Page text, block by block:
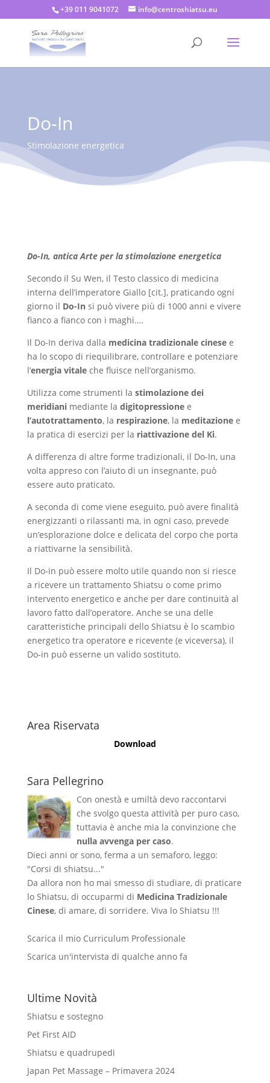
+39 011 9041072 info@centroshiatsu.eu
Do-In
Stimolazione energetica
Do-In, antica Arte per la stimolazione energetica
Secondo il Su Wen, il Testo classico di medicina
interna dell’imperatore Giallo [cit.], praticando ogni
giorno il Do-Insi può vivere più di 1000 anni e vivere
fianco a fianco con i maghi….
Il Do-In deriva dalla medicina tradizionale cinesee
ha lo scopo di riequilibrare, controllare e potenziare
l’energia vitaleche fluisce nell’organismo.
Utilizza come strumenti la stimolazione dei
meridianimediante la digitopressionee
l’autotrattamento, la respirazione, la meditazionee
la pratica di esercizi per la riattivazione del Ki.
A differenza di altre forme tradizionali, il Do-In, una
volta appreso con l’aiuto di un insegnante, può
essere auto praticato.
A seconda di come viene eseguito, può avere finalità
energizzanti o rilassanti ma, in ogni caso, prevede
un’esplorazione dolce e delicata del corpo che porta
a riattivarne la sensibilità.
Il Do-in può essere molto utile quando non si riesce
a ricevere un trattamento Shiatsu o come primo
intervento energetico e anche per dare continuità al
lavoro fatto dall’operatore. Anche se una delle
caratteristiche principali dello Shiatsu è lo scambio
energetico tra operatore e ricevente (e viceversa), il
Do-in può esserne un valido sostituto.
Area Riservata
Download
Sara Pellegrino
Con onestà e umiltà devo raccontarvi
che svolgo questa attività per puro caso,
tuttavia è anche mia la convinzione che
nulla avvenga per caso.
Dieci anni or sono, ferma a un semaforo, leggo:
"Corsi di shiatsu..."
Da allora non ho mai smesso di studiare, di praticare
lo Shiatsu, di occuparmi di Medicina Tradizionale
Cinese, di amare, di sorridere. Viva lo Shiatsu !!!
Scarica il mio Curriculum Professionale
Scarica un'intervista di qualche anno fa
Ultime Novità
Shiatsu e sostegno
Pet First AID
Shiatsu e quadrupedi
Japan Pet Massage – Primavera 2024